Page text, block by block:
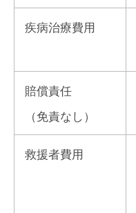
疾病治療費用
賠償責任
（免責なし）
救援者費用